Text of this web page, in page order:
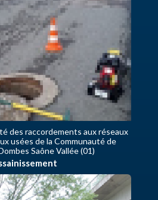
des raccordements aux réseaux
usées de la Communauté de
Saône Vallée (01)